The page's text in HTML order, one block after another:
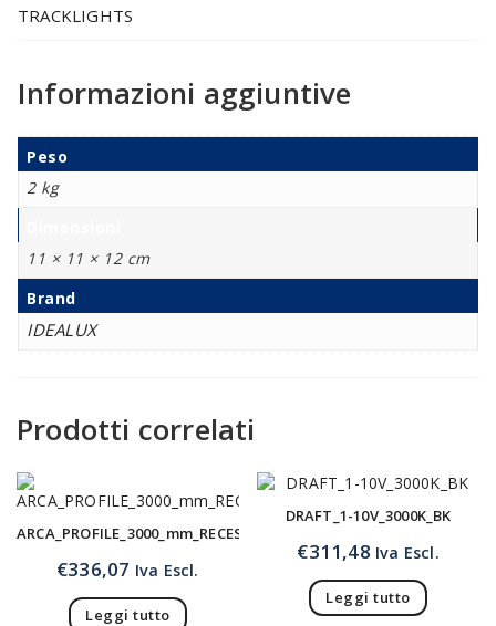
TRACKLIGHTS
Informazioni aggiuntive
Peso
2 kg
11 × 11 × 12 cm
Brand
IDEALUX
Prodotti correlati
ARCA_PROFILE_3000_mm_RECESSED
€336,07 Iva Escl.
Leggi tutto
DRAFT_1-10V_3000K_BK
€311,48 Iva Escl.
Leggi tutto